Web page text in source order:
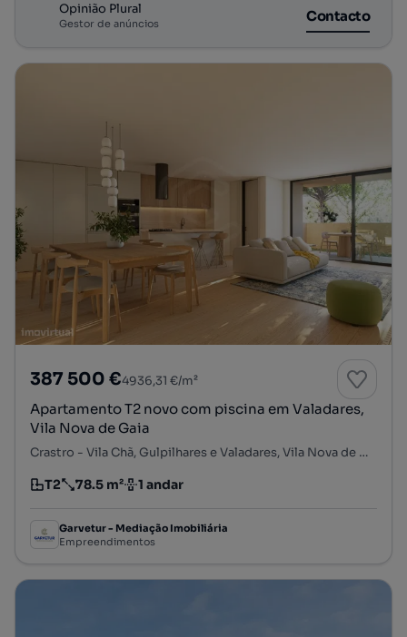
Opinião Plural
Gestor de anúncios Contacto
387 500 €4936,31 €/m²
Apartamento T2 novo com piscina em Valadares,
Vila Nova de Gaia
Crastro - Vila Chã, Gulpilhares e Valadares, Vila Nova de Gaia, Porto
Tipologia
T2
Preço por metro quadrado
78.5 m²
Andar 1 andar
Garvetur - Mediação Imobiliária
Empreendimentos